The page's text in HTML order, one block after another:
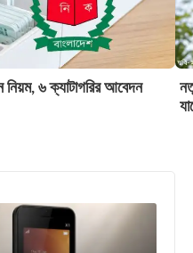
৬ ক্যাটাগরির আবেদন